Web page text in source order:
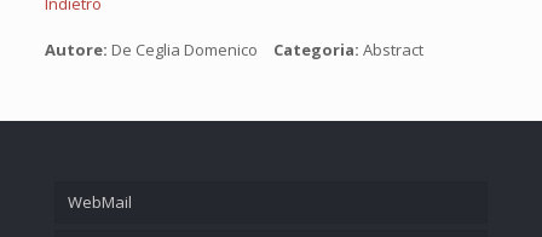
Autore: De Ceglia Domenico Categoria: Abstract
WebMail